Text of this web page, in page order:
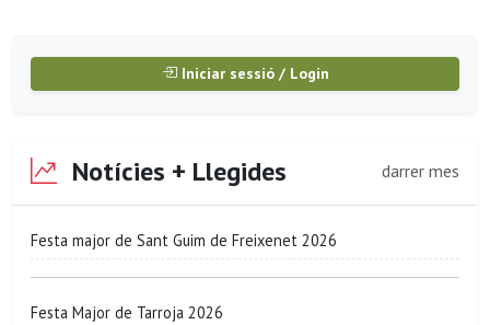
Iniciar sessió / Login
Notícies + Llegides darrer mes
Festa major de Sant Guim de Freixenet 2026
Festa Major de Tarroja 2026